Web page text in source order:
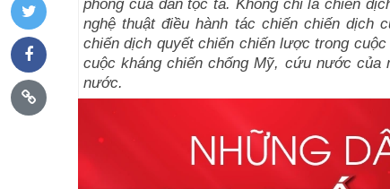
phóng của dân tộc ta. Không chỉ là chiến
nghệ thuật điều hành tác chiến chiến dịch
chiến dịch quyết chiến chiến lược trong
cuộc kháng chiến chống Mỹ, cứu nước của
nước.